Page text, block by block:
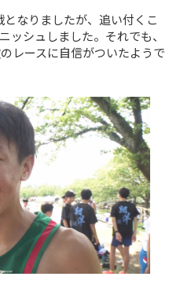
なりましたが、追い付くこ
ッシュしました。それでも、
レースに自信がついたようで